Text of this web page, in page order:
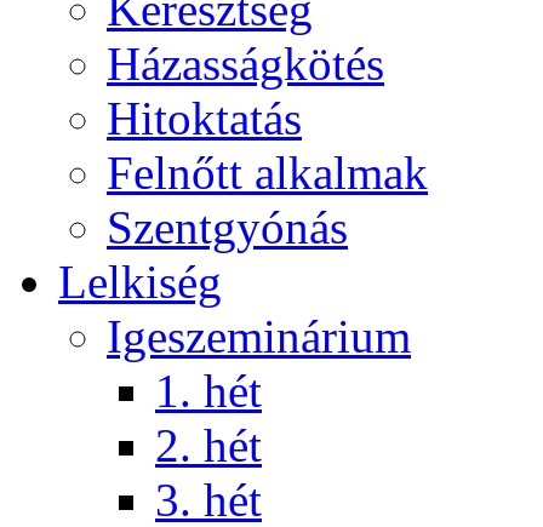
Házasságkötés
Hitoktatás
Felnőtt alkalmak
Szentgyónás
Lelkiség
Igeszeminárium
1. hét
2. hét
3. hét